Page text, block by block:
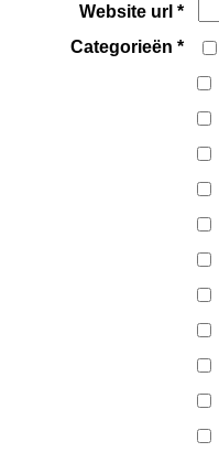
Website url *
Categorieën *